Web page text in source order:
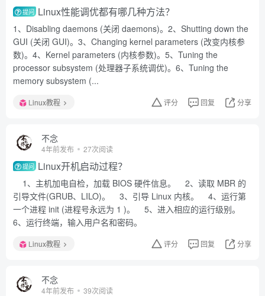
提问 Linux性能调优都有哪几种方法？
1、Disabling daemons (关闭 daemons)。2、Shutting down the
GUI (关闭 GUI)。3、Changing kernel parameters (改变内核参
数)。4、Kernel parameters (内核参数)。5、Tuning the
processor subsystem (处理器子系统调优)。6、Tuning the
memory subsystem (...
Linux教程 评分 回复 分享
不念
4年前发布 27次阅读
提问 Linux开机启动过程？
1、主机加电自检，加载 BIOS 硬件信息。 2、读取 MBR 的
引导文件(GRUB、LILO)。 3、引导 Linux 内核。 4、运行第
一个进程 init (进程号永远为 1 )。 5、进入相应的运行级别。
6、运行终端，输入用户名和密码。
Linux教程 评分 回复 分享
不念
4年前发布 39次阅读